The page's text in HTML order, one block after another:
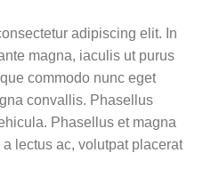
adipiscing elit. In
magna, iaculis ut purus
commodo nunc eget
convallis. Phasellus
Phasellus et magna
lectus ac, volutpat placerat